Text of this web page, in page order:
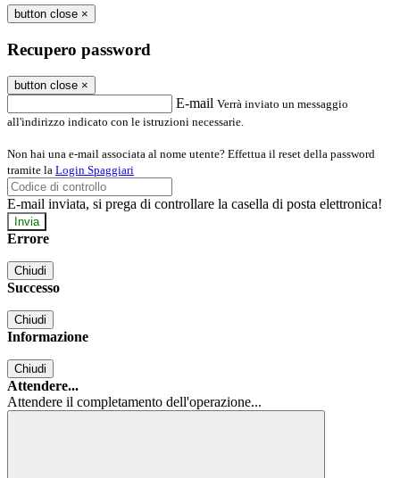
button close ×
Recupero password
button close ×
E-mail Verrà inviato un messaggio
all'indirizzo indicato con le istruzioni necessarie.
Non hai una e-mail associata al nome utente? Effettua il reset della password
tramite la Login Spaggiari
E-mail inviata, si prega di controllare la casella di posta elettronica!
Errore
Chiudi
Successo
Chiudi
Informazione
Chiudi
Attendere...
Attendere il completamento dell'operazione...